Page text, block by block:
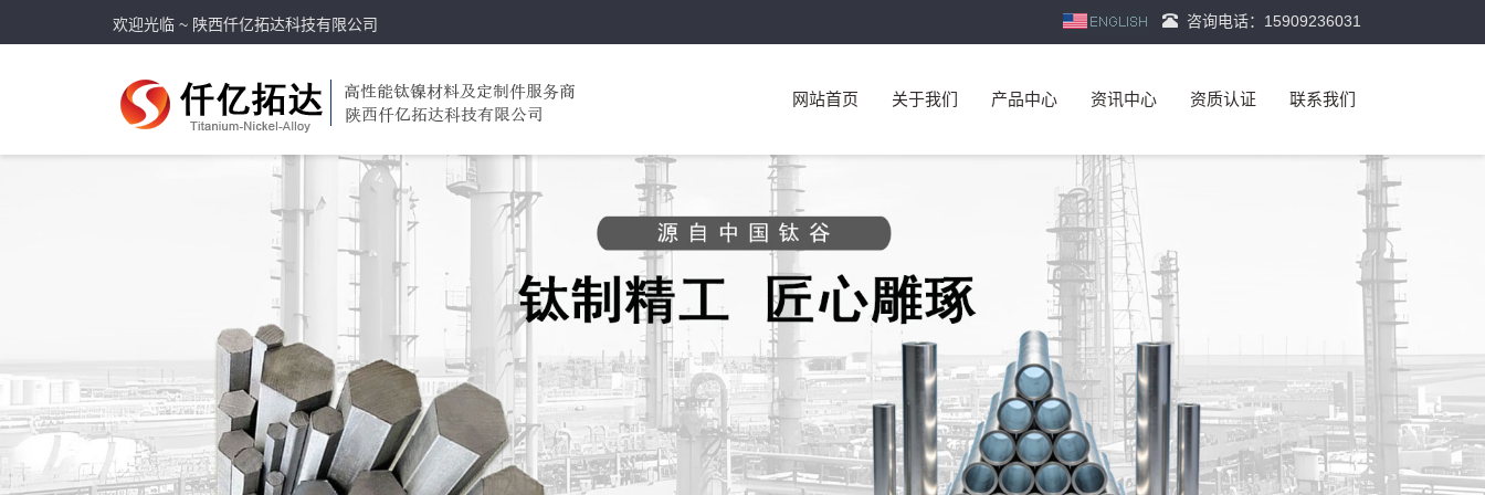
欢迎光临 ~ 陕西仟亿拓达科技有限公司 咨询电话：15909236031
网站首页 关于我们 产品中心 资讯中心 资质认证 联系我们